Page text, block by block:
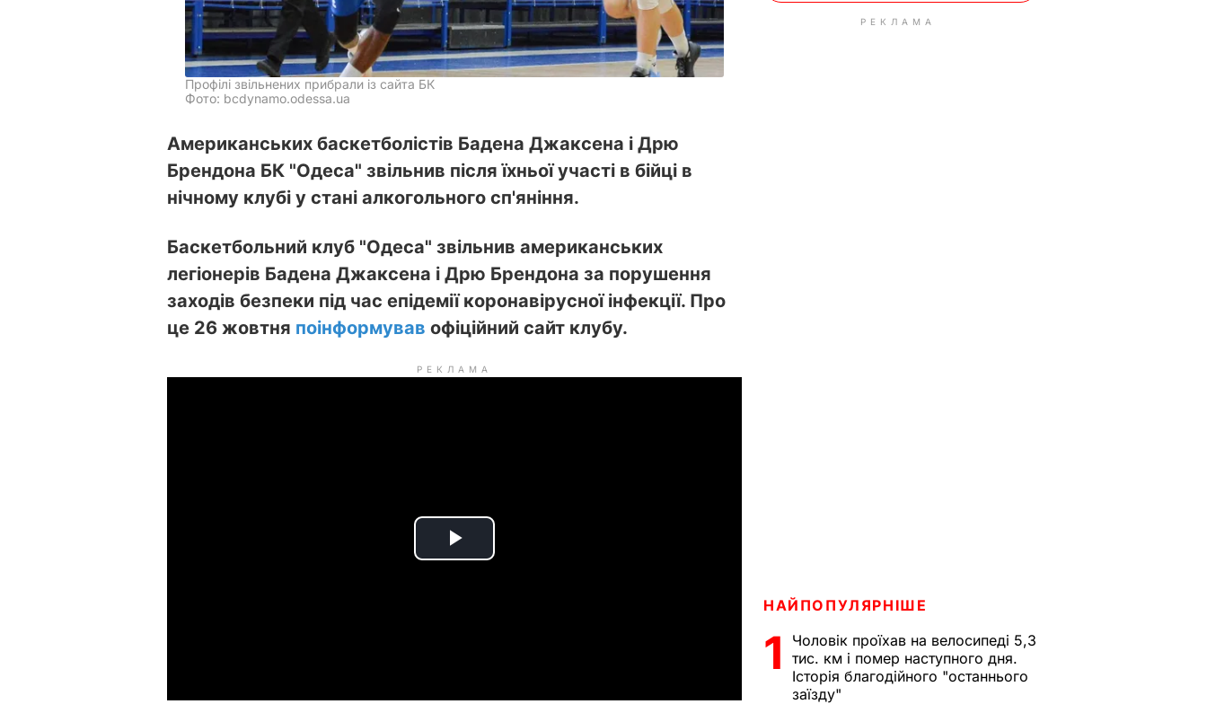
Профілі звільнених прибрали із сайта БК
Фото: bcdynamo.odessa.ua
Американських баскетболістів Бадена Джаксена і Дрю
Брендона БК "Одеса" звільнив після їхньої участі в бійці в
нічному клубі у стані алкогольного сп'яніння.
Баскетбольний клуб "Одеса" звільнив американських
легіонерів Бадена Джаксена і Дрю Брендона за порушення
заходів безпеки під час епідемії коронавірусної інфекції. Про
це 26 жовтня поінформував офіційний сайт клубу.
РЕКЛАМА
P
РЕКЛАМА
НАЙПОПУЛЯРНІШЕ
1
Чоловік проїхав на велосипеді 5,3
тис. км і помер наступного дня.
Історія благодійного "останнього
заїзду"